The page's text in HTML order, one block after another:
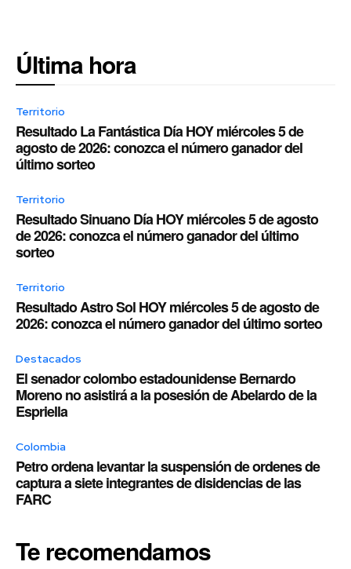
Última hora
Territorio
Resultado La Fantástica Día HOY miércoles 5 de
agosto de 2026: conozca el número ganador del
último sorteo
Territorio
Resultado Sinuano Día HOY miércoles 5 de agosto
de 2026: conozca el número ganador del último
sorteo
Territorio
Resultado Astro Sol HOY miércoles 5 de agosto de
2026: conozca el número ganador del último sorteo
Destacados
El senador colombo estadounidense Bernardo
Moreno no asistirá a la posesión de Abelardo de la
Espriella
Colombia
Petro ordena levantar la suspensión de ordenes de
captura a siete integrantes de disidencias de las
FARC
Te recomendamos